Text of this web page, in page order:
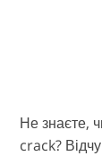
Не знаєте,
crack?